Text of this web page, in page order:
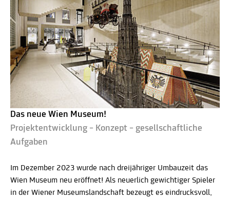
Das neue Wien Museum!
Projektentwicklung – Konzept – gesellschaftliche
Aufgaben
Im Dezember 2023 wurde nach dreijähriger Umbauzeit das
Wien Museum neu eröffnet! Als neuerlich gewichtiger Spieler
in der Wiener Museumslandschaft bezeugt es eindrucksvoll,